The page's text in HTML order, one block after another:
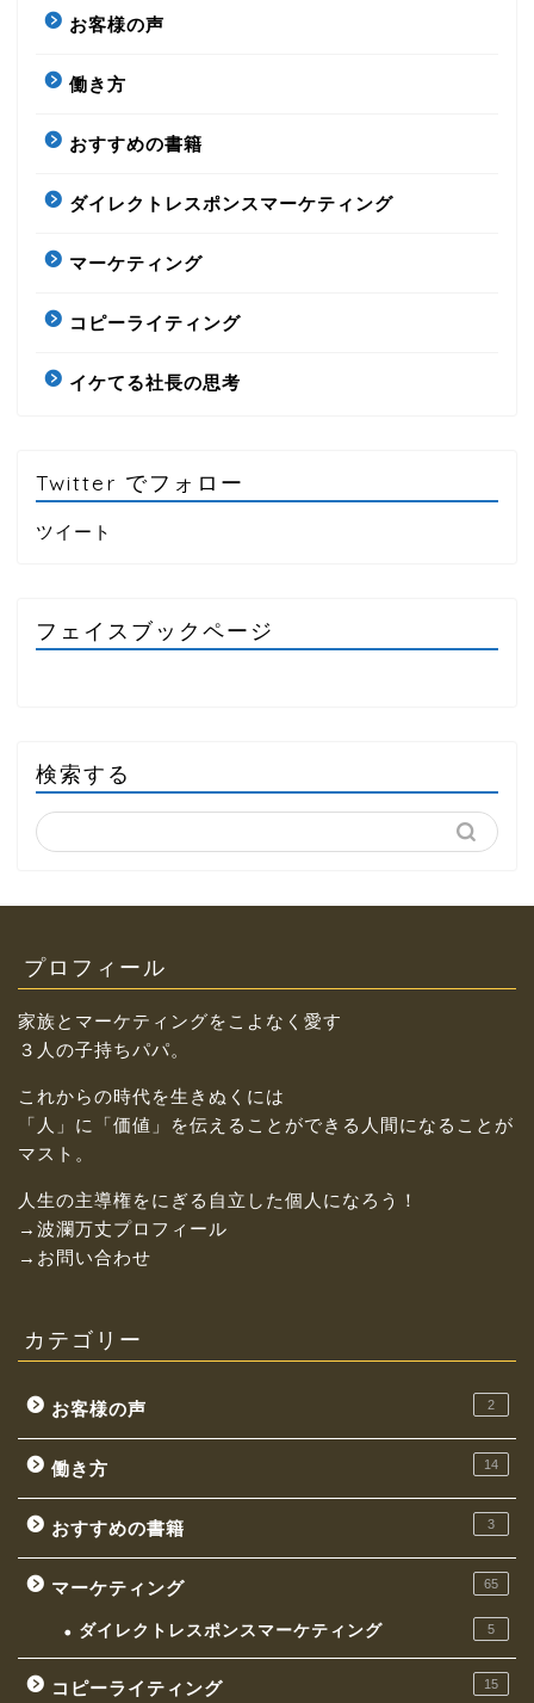
お客様の声
働き方
おすすめの書籍
ダイレクトレスポンスマーケティング
マーケティング
コピーライティング
イケてる社長の思考
Twitter でフォロー
ツイート
フェイスブックページ
検索する
プロフィール
家族とマーケティングをこよなく愛す
３人の子持ちパパ。
これからの時代を生きぬくには
「人」に「価値」を伝えることができる人間になることが
マスト。
人生の主導権をにぎる自立した個人になろう！
→波瀾万丈プロフィール
→お問い合わせ
カテゴリー
お客様の声 2
働き方 14
おすすめの書籍 3
マーケティング 65
ダイレクトレスポンスマーケティング 5
コピーライティング 15